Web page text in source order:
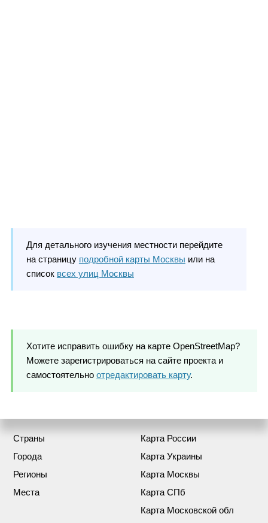
Для детального изучения местности перейдите
на страницу подробной карты Москвы или на
список всех улиц Москвы
Хотите исправить ошибку на карте OpenStreetMap?
Можете зарегистрироваться на сайте проекта и
самостоятельно отредактировать карту.
Страны
Города
Регионы
Места
Карта России
Карта Украины
Карта Москвы
Карта СПб
Карта Московской обл